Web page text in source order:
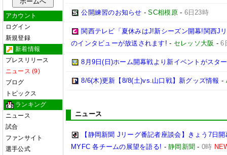
アカウント
ログイン
新規登録
新着情報
プレスリリース
ニュース (9)
ブログ
トピックス
ランキング
ニュース
試合
ファンサイト
選手公式
公開練習のお知らせ -SC相模原- 6日23時
関西テレビ「夏休みはJ!新シーズン開幕!関西J
のインタビューが放送されます! - セレッソ大阪 -6
8月9日(日)ホーム開幕戦より新イベントがスタ
8/6(木)更新【8/8(土)vs.山口戦】新グッズ情報 -
ニュース
【静岡新聞 Jリーグ番記者座談会】きょう7日
MYFC 各チームの展望を語る! -静岡新聞 - 0時